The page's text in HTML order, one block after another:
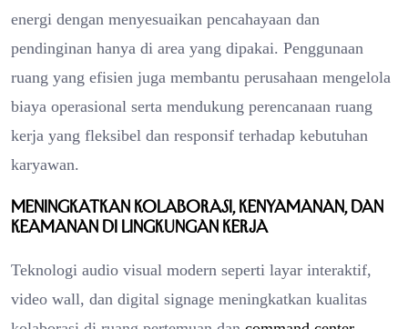
energi dengan menyesuaikan pencahayaan dan
pendinginan hanya di area yang dipakai. Penggunaan
ruang yang efisien juga membantu perusahaan mengelola
biaya operasional serta mendukung perencanaan ruang
kerja yang fleksibel dan responsif terhadap kebutuhan
karyawan.
Meningkatkan Kolaborasi, Kenyamanan, dan
Keamanan di Lingkungan Kerja
Teknologi audio visual modern seperti layar interaktif,
video wall, dan digital signage meningkatkan kualitas